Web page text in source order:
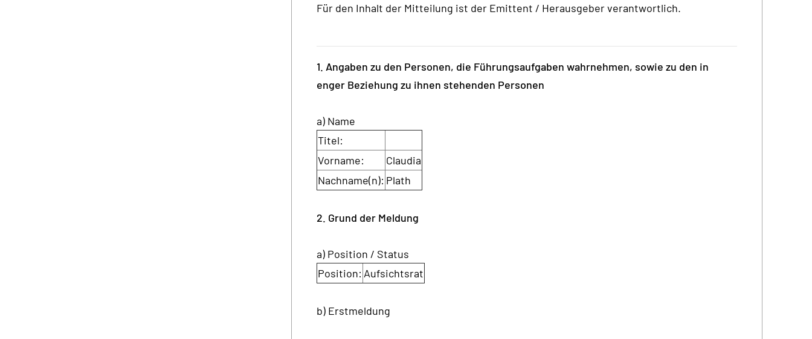
Für den Inhalt der Mitteilung ist der Emittent / Herausgeber verantwortlich.
1. Angaben zu den Personen, die Führungsaufgaben wahrnehmen, sowie zu den in
enger Beziehung zu ihnen stehenden Personen
a) Name
Titel:
Vorname:
Claudia
Nachname(n): Plath
2. Grund der Meldung
a) Position / Status
Position: Aufsichtsrat
b) Erstmeldung